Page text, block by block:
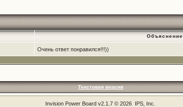
Объяснение
Очень ответ понравился!!!))
Текстовая версия
Invision Power Board v2.1.7 © 2026 IPS, Inc.